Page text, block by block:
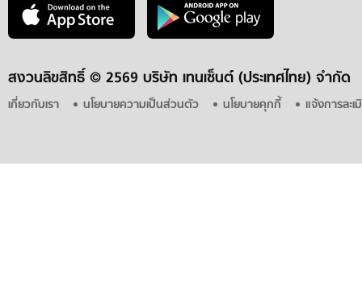
สงวนลิขสิทธิ์ © 2569 บริษัท เทนเซ็นต์ (ประเทศไทย) จำกัด
เกี่ยวกับเรา นโยบายความเป็นส่วนตัว นโยบายคุกกี้ แจ้งการละ